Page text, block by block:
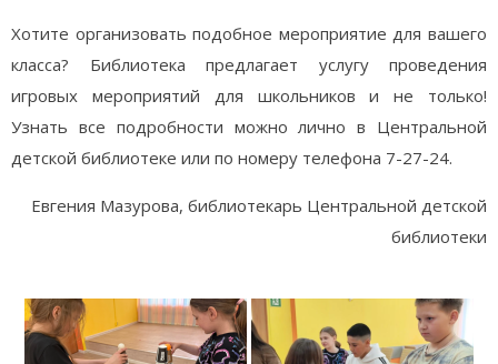
Хотите организовать подобное мероприятие для вашего
класса? Библиотека предлагает услугу проведения
игровых мероприятий для школьников и не только!
Узнать все подробности можно лично в Центральной
детской библиотеке или по номеру телефона 7-27-24.
Евгения Мазурова, библиотекарь Центральной детской
библиотеки